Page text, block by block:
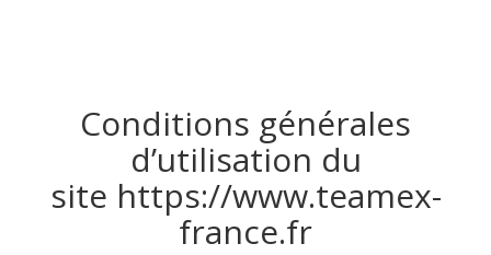
Conditions générales
d’utilisation du
site https://www.teamex-
france.fr